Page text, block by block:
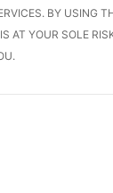
BY USING
AT YOUR SOLE